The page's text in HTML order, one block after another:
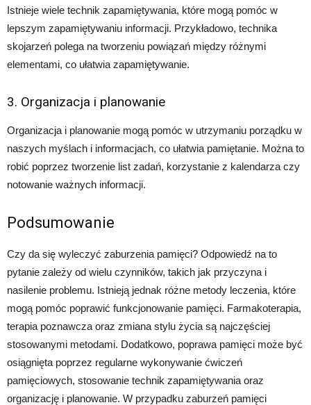
Istnieje wiele technik zapamiętywania, które mogą pomóc w
lepszym zapamiętywaniu informacji. Przykładowo, technika
skojarzeń polega na tworzeniu powiązań między różnymi
elementami, co ułatwia zapamiętywanie.
3. Organizacja i planowanie
Organizacja i planowanie mogą pomóc w utrzymaniu porządku w
naszych myślach i informacjach, co ułatwia pamiętanie. Można to
robić poprzez tworzenie list zadań, korzystanie z kalendarza czy
notowanie ważnych informacji.
Podsumowanie
Czy da się wyleczyć zaburzenia pamięci? Odpowiedź na to
pytanie zależy od wielu czynników, takich jak przyczyna i
nasilenie problemu. Istnieją jednak różne metody leczenia, które
mogą pomóc poprawić funkcjonowanie pamięci. Farmakoterapia,
terapia poznawcza oraz zmiana stylu życia są najczęściej
stosowanymi metodami. Dodatkowo, poprawa pamięci może być
osiągnięta poprzez regularne wykonywanie ćwiczeń
pamięciowych, stosowanie technik zapamiętywania oraz
organizację i planowanie. W przypadku zaburzeń pamięci